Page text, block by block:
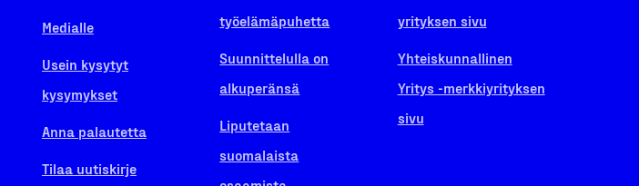
Medialle
Usein kysytyt
kysymykset
Anna palautetta
Tilaa uutiskirje
työelämäpuhetta
Suunnittelulla on
alkuperänsä
Liputetaan
suomalaista
yrityksen sivu
Yhteiskunnallinen
Yritys -merkkiyrityksen
sivu